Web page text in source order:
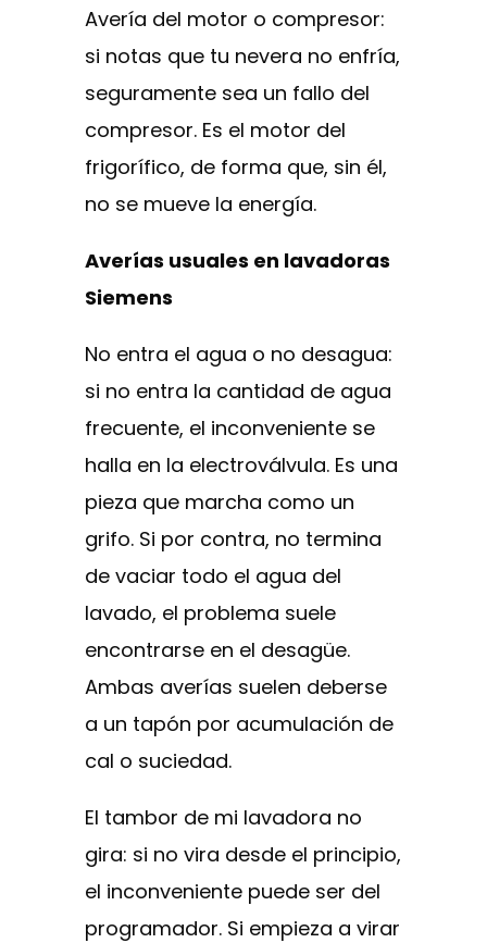
Avería del motor o compresor:
si notas que tu nevera no enfría,
seguramente sea un fallo del
compresor. Es el motor del
frigorífico, de forma que, sin él,
no se mueve la energía.
Averías usuales en lavadoras
Siemens
No entra el agua o no desagua:
si no entra la cantidad de agua
frecuente, el inconveniente se
halla en la electroválvula. Es una
pieza que marcha como un
grifo. Si por contra, no termina
de vaciar todo el agua del
lavado, el problema suele
encontrarse en el desagüe.
Ambas averías suelen deberse
a un tapón por acumulación de
cal o suciedad.
El tambor de mi lavadora no
gira: si no vira desde el principio,
el inconveniente puede ser del
programador. Si empieza a virar